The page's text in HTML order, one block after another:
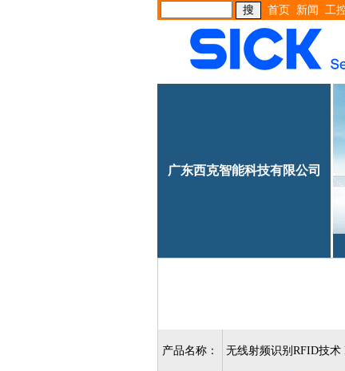
首页 新闻 工
广东西克智能科技有限公司
产品名称： 无线射频识别RFID技术